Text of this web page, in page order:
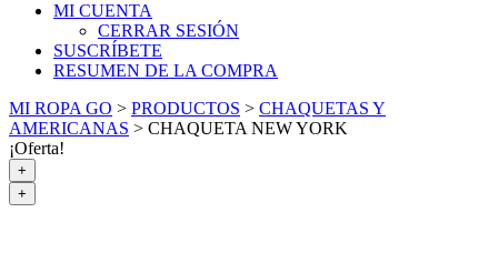
MI CUENTA
CERRAR SESIÓN
SUSCRÍBETE
RESUMEN DE LA COMPRA
MI ROPA GO > PRODUCTOS > CHAQUETAS Y
AMERICANAS > CHAQUETA NEW YORK
¡Oferta!
+
+